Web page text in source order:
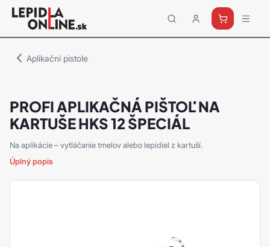
Priemyselné
lepidlá
Aplikační pistole
PROFI APLIKAČNÁ PIŠTOĽ NA
KARTUŠE HKS 12 ŠPECIÁL
Na aplikácie – vytláčanie tmelov alebo lepidiel z kartuší.
Úplný popis